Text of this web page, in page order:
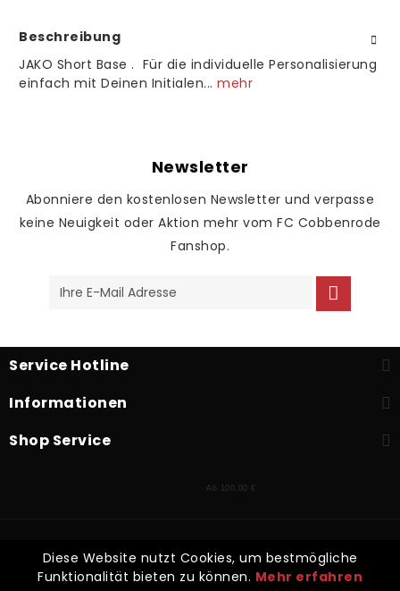
Beschreibung
JAKO Short Base . Für die individuelle Personalisierung
einfach mit Deinen Initialen... mehr
Newsletter
Abonniere den kostenlosen Newsletter und verpasse
keine Neuigkeit oder Aktion mehr vom FC Cobbenrode
Fanshop.
Service Hotline
Informationen
Shop Service
Ab 100,00 €
ggf. Nachnahmegebühren, wenn nicht anders beschrieben
Diese Website nutzt Cookies, um bestmögliche
Funktionalität bieten zu können. Mehr erfahren